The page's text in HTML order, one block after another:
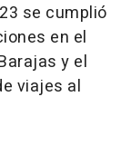
se cumplió
en el
y el
viajes al